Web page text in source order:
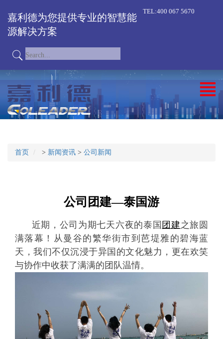
嘉利德为您提供专业的智慧能
源解决方案
TEL:400 067 5670
首页 > 新闻资讯 > 公司新闻
公司团建—泰国游
近期，公司为期七天六夜的泰国 团建 之旅圆
满落幕！从曼谷的繁华街市到芭堤雅的碧海蓝
天，我们不仅沉浸于异国的文化魅力，更在欢笑
与协作中收获了满满的团队温情。